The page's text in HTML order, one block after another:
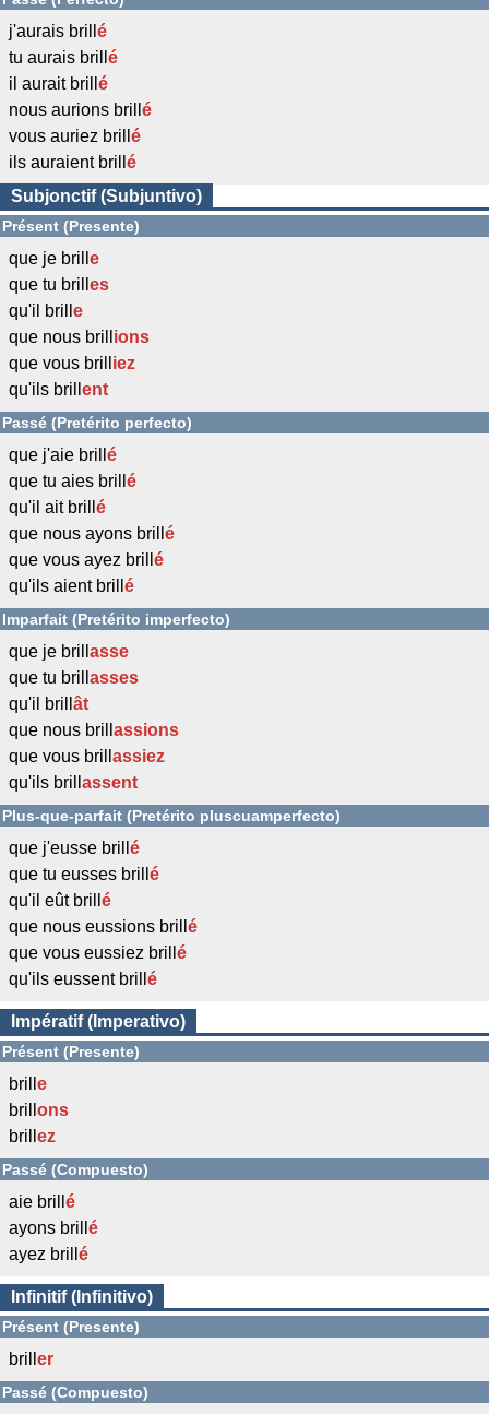
j'aurais brill é
tu aurais brill é
il aurait brill é
nous aurions brill é
vous auriez brill é
ils auraient brill é
Subjonctif (Subjuntivo)
Présent (Presente)
que je brill e
que tu brill es
qu'il brill e
que nous brill ions
que vous brill iez
qu'ils brill ent
Passé (Pretérito perfecto)
que j'aie brill é
que tu aies brill é
qu'il ait brill é
que nous ayons brill é
que vous ayez brill é
qu'ils aient brill é
Imparfait (Pretérito imperfecto)
que je brill asse
que tu brill asses
qu'il brill ât
que nous brill assions
que vous brill assiez
qu'ils brill assent
Plus-que-parfait (Pretérito pluscuamperfecto)
que j'eusse brill é
que tu eusses brill é
qu'il eût brill é
que nous eussions brill é
que vous eussiez brill é
qu'ils eussent brill é
Impératif (Imperativo)
Présent (Presente)
brill e
brill ons
brill ez
Passé (Compuesto)
aie brill é
ayons brill é
ayez brill é
Infinitif (Infinitivo)
Présent (Presente)
brill er
Passé (Compuesto)